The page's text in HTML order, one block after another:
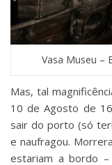
Vasa Museu –
Mas, tal
10 de Agosto de
sair do porto (só
e naufragou.
estariam a bordo